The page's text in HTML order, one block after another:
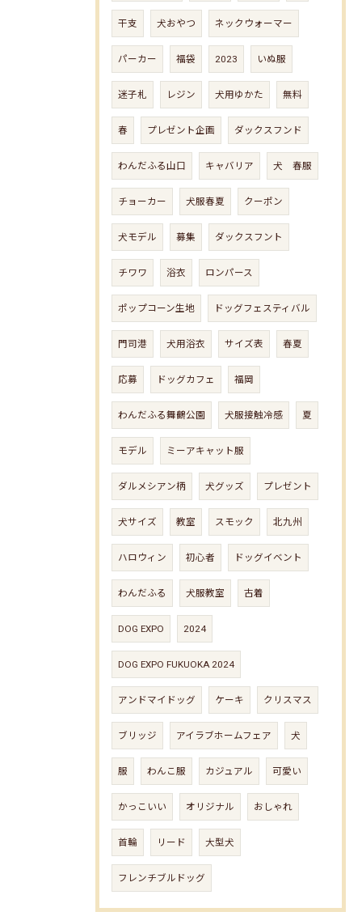
干支 犬おやつ ネックウォーマー
パーカー 福袋 2023 いぬ服
迷子札 レジン 犬用ゆかた 無料
春 プレゼント企画 ダックスフンド
わんだふる山口 キャバリア 犬 春服
チョーカー 犬服春夏 クーポン
犬モデル 募集 ダックスフント
チワワ 浴衣 ロンパース
ポップコーン生地 ドッグフェスティバル
門司港 犬用浴衣 サイズ表 春夏
応募 ドッグカフェ 福岡
わんだふる舞鶴公園 犬服接触冷感 夏
モデル ミーアキャット服
ダルメシアン柄 犬グッズ プレゼント
犬サイズ 教室 スモック 北九州
ハロウィン 初心者 ドッグイベント
わんだふる 犬服教室 古着
DOG EXPO 2024
DOG EXPO FUKUOKA 2024
アンドマイドッグ ケーキ クリスマス
ブリッジ アイラブホームフェア 犬
服 わんこ服 カジュアル 可愛い
かっこいい オリジナル おしゃれ
首輪 リード 大型犬
フレンチブルドッグ